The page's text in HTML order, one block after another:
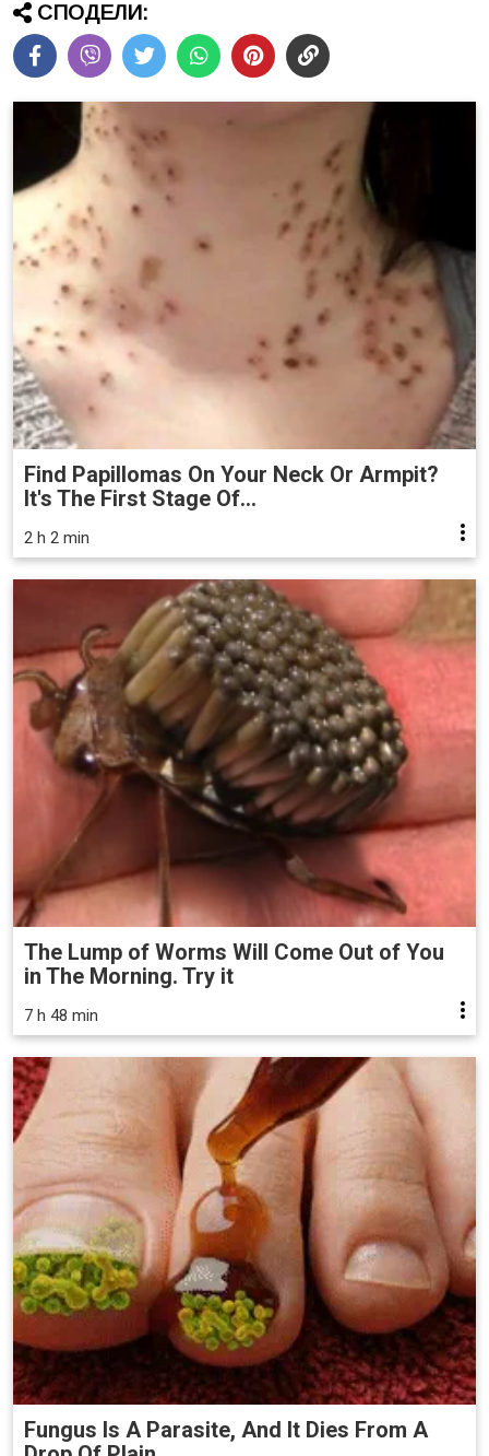
СПОДЕЛИ:
Find Papillomas On Your Neck Or Armpit?
It's The First Stage Of...
2 h 2 min
The Lump of Worms Will Come Out of You
in The Morning. Try it
7 h 48 min
Fungus Is A Parasite, And It Dies From A